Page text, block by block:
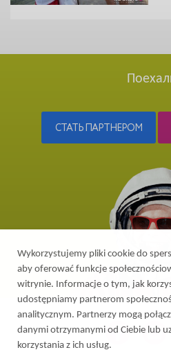
СТАТЬ ПАРТНЕРОМ
Wykorzystujemy pliki cookie do
aby oferować funkcje
witrynie. Informacje o tym, jak
udostępniamy partnerom
analitycznym. Partnerzy mogą
danymi otrzymanymi od Ciebie lub
korzystania z ich usług.